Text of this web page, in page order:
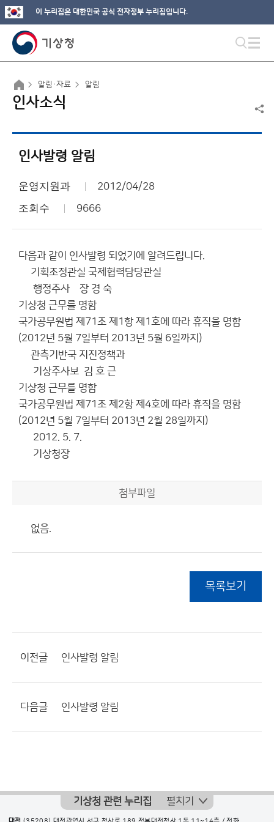
이 누리집은 대한민국 공식 전자정부 누리집입니다.
알림·자료 알림
인사소식
인사발령 알림
운영지원과 2012/04/28
조회수 9666
다음과 같이 인사발령 되었기에 알려드립니다.
기획조정관실 국제협력담당관실
행정주사 장 경 숙
기상청 근무를 명함
국가공무원법 제71조 제1항 제1호에 따라 휴직을 명함
(2012년 5월 7일부터 2013년 5월 6일까지)
관측기반국 지진정책과
기상주사보 김 호 근
기상청 근무를 명함
국가공무원법 제71조 제2항 제4호에 따라 휴직을 명함
(2012년 5월 7일부터 2013년 2월 28일까지)
2012. 5. 7.
기상청장
첨부파일
없음.
목록보기
이전글 인사발령 알림
다음글 인사발령 알림
기상청 관련 누리집 펼치기